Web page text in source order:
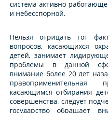
система активно
и небесспорной.
Нельзя отрицать тот
вопросов, касающихся
детей, занимает
проблемы в данной
внимание более 20 лет
касающимся отбирания
совершенства, следует
государство обращает